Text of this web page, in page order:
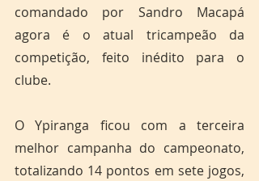
comandado por Sandro Macapá
agora é o atual tricampeão da
competição, feito inédito para o
clube.
O Ypiranga ficou com a terceira
melhor campanha do campeonato,
totalizando 14 pontos em sete jogos,